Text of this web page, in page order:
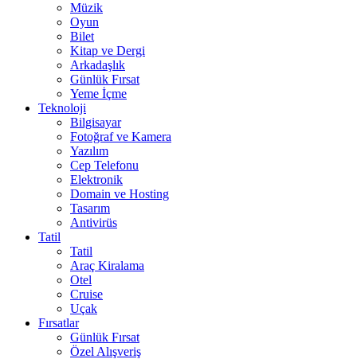
Müzik
Oyun
Bilet
Kitap ve Dergi
Arkadaşlık
Günlük Fırsat
Yeme İçme
Teknoloji
Bilgisayar
Fotoğraf ve Kamera
Yazılım
Cep Telefonu
Elektronik
Domain ve Hosting
Tasarım
Antivirüs
Tatil
Tatil
Araç Kiralama
Otel
Cruise
Uçak
Fırsatlar
Günlük Fırsat
Özel Alışveriş